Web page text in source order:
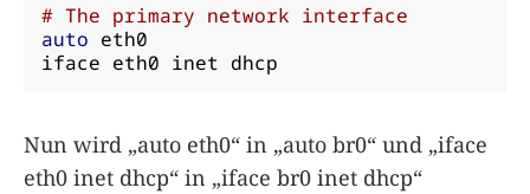
# The primary network interface
auto eth0
iface eth0 inet dhcp
Nun wird „auto eth0“ in „auto br0“ und „iface
eth0 inet dhcp“ in „iface br0 inet dhcp“